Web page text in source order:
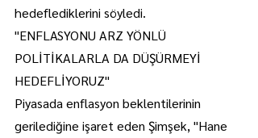
hedeflediklerini söyledi.
"ENFLASYONU ARZ YÖNLÜ
POLİTİKALARLA DA DÜŞÜRMEYİ
HEDEFLİYORUZ"
Piyasada enflasyon beklentilerinin
gerilediğine işaret eden Şimşek, "Hane